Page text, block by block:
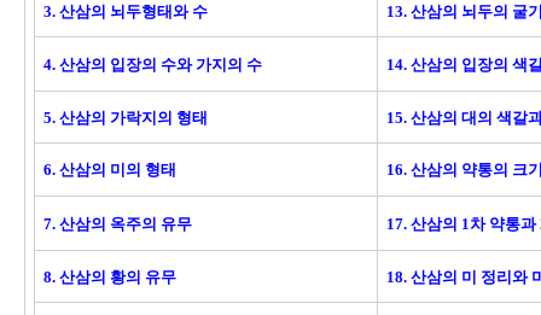
3. 산삼의 뇌두형태와 수 13. 산삼의 뇌두의 굴
4. 산삼의 입장의 수와 가지의 수 14. 산삼의 입장의 색
5. 산삼의 가락지의 형태 15. 산삼의 대의 색갈
6. 산삼의 미의 형태 16. 산삼의 약통의 크
7. 산삼의 옥주의 유무 17. 산삼의 1차 약통
8. 산삼의 황의 유무 18. 산삼의 미 정리와